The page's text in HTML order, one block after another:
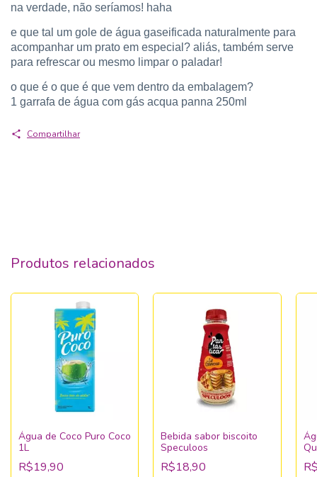
na verdade, não seríamos! haha
e que tal um gole de água gaseificada naturalmente para
acompanhar um prato em especial? aliás, também serve
para refrescar ou mesmo limpar o paladar!
o que é o que é que vem dentro da embalagem?
1 garrafa de água com gás acqua panna 250ml
Compartilhar
Produtos relacionados
Água de Coco Puro Coco
1L
R$19,90
Bebida sabor biscoito
Speculoos
R$18,90